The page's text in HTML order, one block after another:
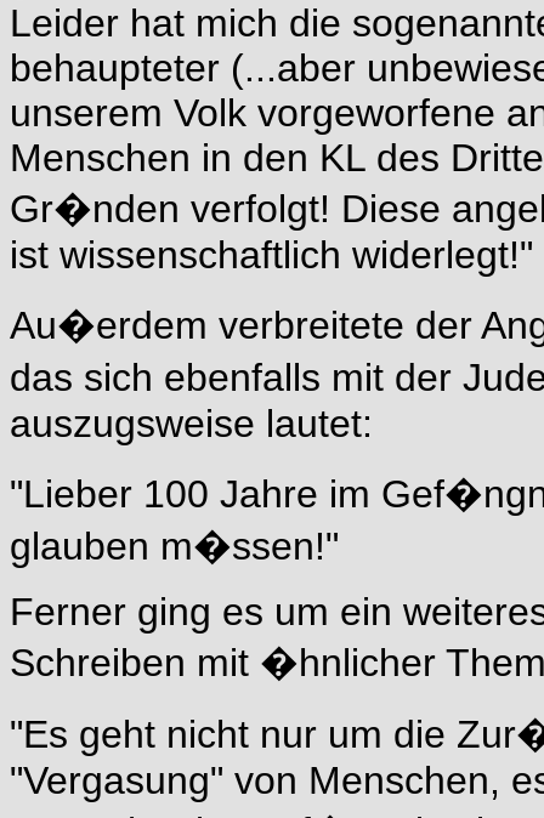
Leider hat mich die
behaupteter (...aber
unserem Volk vorgeworfene
Menschen in den KL des
Gr�nden verfolgt! Diese
ist wissenschaftlich widerlegt!"
Au�erdem verbreitete der
das sich ebenfalls mit der
auszugsweise lautet:
"Lieber 100 Jahre im
glauben m�ssen!"
Ferner ging es um ein
Schreiben mit �hnlicher
"Es geht nicht nur um die
"Vergasung" von Menschen,